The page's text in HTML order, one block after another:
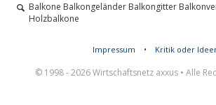
Balkone Balkongeländer Balkongitter
Holzbalkone
Impressum • Kritik oder
© 1998 - 2026 Wirtschaftsnetz axxus • Alle